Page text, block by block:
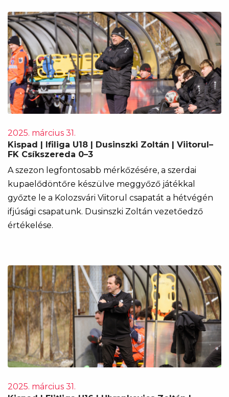
2025. március 31.
Kispad | Ifiliga U18 | Dusinszki Zoltán | Viitorul–
FK Csíkszereda 0–3
A szezon legfontosabb mérkőzésére, a szerdai
kupaelődöntőre készülve meggyőző játékkal
győzte le a Kolozsvári Viitorul csapatát a hétvégén
ifjúsági csapatunk. Dusinszki Zoltán vezetőedző
értékelése.
2025. március 31.